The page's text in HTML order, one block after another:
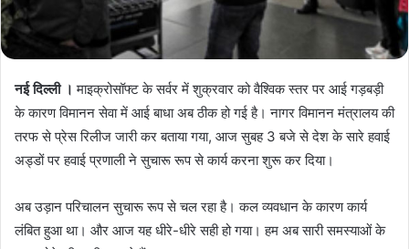
नई दिल्ली । माइक्रोसॉफ्ट के सर्वर में शुक्रवार को वैश्विक स्तर पर आई गड़बड़ी
के कारण विमानन सेवा में आई बाधा अब ठीक हो गई है। नागर विमानन मंत्रालय की
तरफ से प्रेस रिलीज जारी कर बताया गया, आज सुबह 3 बजे से देश के सारे हवाई
अड्डों पर हवाई प्रणाली ने सुचारू रूप से कार्य करना शुरू कर दिया।
अब उड़ान परिचालन सुचारू रूप से चल रहा है। कल व्यवधान के कारण कार्य
लंबित हुआ था। और आज यह धीरे-धीरे सही हो गया। हम अब सारी समस्याओं के